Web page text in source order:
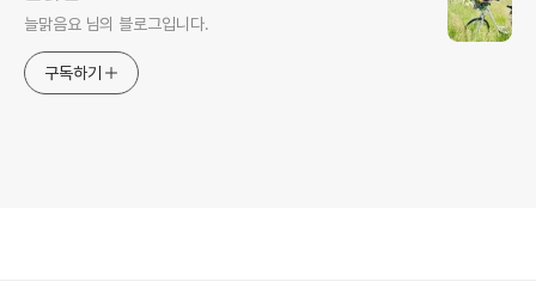
늘맑음요 님의 블로그입니다.
구독하기